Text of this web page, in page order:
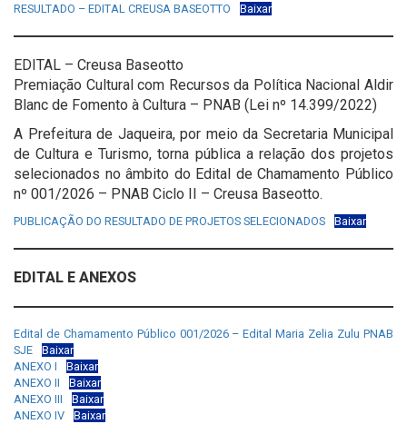
RESULTADO – EDITAL CREUSA BASEOTTO
Baixar
EDITAL – Creusa Baseotto
Premiação Cultural com Recursos da Política Nacional Aldir
Blanc de Fomento à Cultura – PNAB (Lei nº 14.399/2022)
A Prefeitura de Jaqueira, por meio da Secretaria Municipal
de Cultura e Turismo, torna pública a relação dos projetos
selecionados no âmbito do Edital de Chamamento Público
nº 001/2026 – PNAB Ciclo II – Creusa Baseotto.
PUBLICAÇÃO DO RESULTADO DE PROJETOS SELECIONADOS Baixar
EDITAL E ANEXOS
Edital de Chamamento Público 001/2026 – Edital Maria Zelia Zulu PNAB
SJE
Baixar
ANEXO I
Baixar
ANEXO II
Baixar
ANEXO III
Baixar
ANEXO IV
Baixar